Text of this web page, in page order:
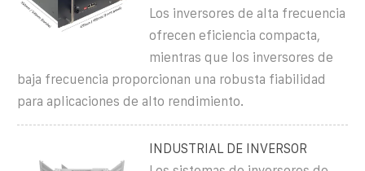
Los inversores de alta frecuencia
ofrecen eficiencia compacta,
mientras que los inversores de
baja frecuencia proporcionan una robusta fiabilidad
para aplicaciones de alto rendimiento.
INDUSTRIAL DE INVERSOR